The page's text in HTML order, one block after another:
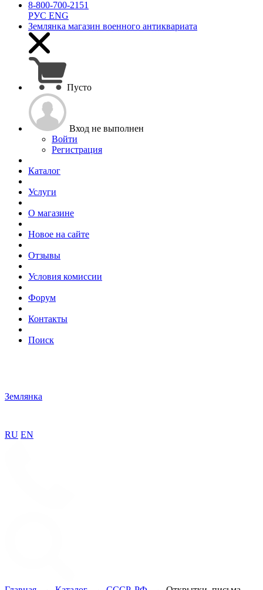
8-800-700-2151
РУС ENG
Землянка магазин военного антиквариата
Пусто
Вход не выполнен
Войти
Регистрация
Каталог
Услуги
О магазине
Новое на сайте
Отзывы
Условия комиссии
Форум
Контакты
Поиск
Землянка
RU EN